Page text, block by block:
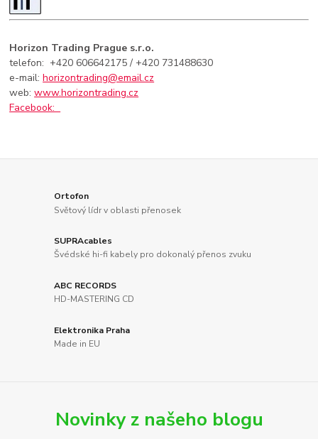
Horizon Trading Prague s.r.o.
telefon: +420 606642175 / +420 731488630
e-mail:horizontrading@email.cz
web:www.horizontrading.cz
Facebook:
Ortofon
Světový lídr v oblasti přenosek
SUPRAcables
Švédské hi-fi kabely pro dokonalý přenos zvuku
ABC RECORDS
HD-MASTERING CD
Elektronika Praha
Made in EU
Novinky z našeho blogu